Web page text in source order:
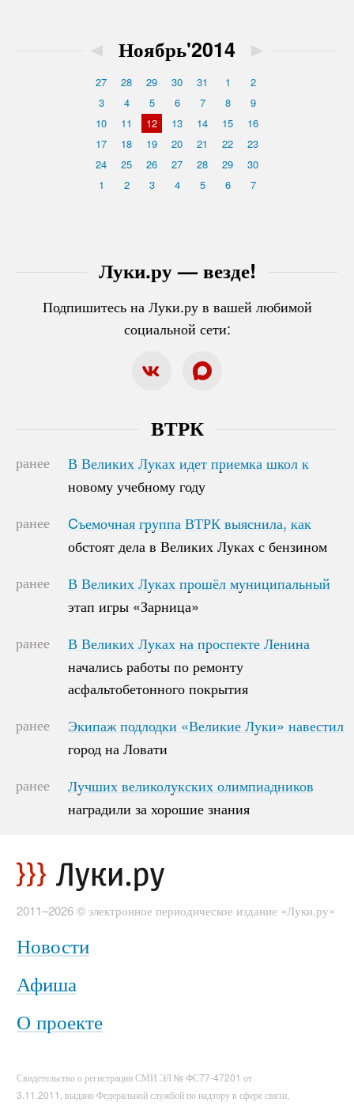
Луки.ру — везде!
Подпишитесь на Луки.ру в вашей любимой
социальной сети:
◄ Ноябрь'2014 ►
27 28 29 30 31 1
2
3
4 5 6 7 8
9
10
11 12 13 14 15
16
17
18 19 20 21 22
23
24
25 26 27 28 29
30
1
2 3 4 5 6 7
ВТРК
ранее
В Великих Луках идет приемка школ к
новому учебному году
В Великих Луках идет приемка школ к
новому учебному году
ранее
Cъемочная группа ВТРК выяснила, как
обстоят дела в Великих Луках с бензином
Cъемочная группа ВТРК выяснила, как
обстоят дела в Великих Луках с бензином
ранее
В Великих Луках прошёл муниципальный
этап игры «Зарница»
В Великих Луках прошёл муниципальный
этап игры «Зарница»
ранее
В Великих Луках на проспекте Ленина
начались работы по ремонту
асфальтобетонного покрытия
В Великих Луках на проспекте Ленина
начались работы по ремонту
асфальтобетонного покрытия
ранее
Экипаж подлодки «Великие Луки» навестил
город на Ловати
Экипаж подлодки «Великие Луки» навестил
город на Ловати
ранее
Лучших великолукских олимпиадников
наградили за хорошие знания
Лучших великолукских олимпиадников
наградили за хорошие знания
2011–2026 © электронное периодическое издание «Луки.ру»
Новости
Афиша
О проекте
Свидетельство о регистрации СМИ ЭЛ № ФС77-47201 от
3.11.2011, выдано Федеральной службой по надзору в сфере связи,